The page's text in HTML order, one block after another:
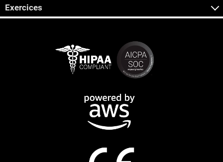
Exercices